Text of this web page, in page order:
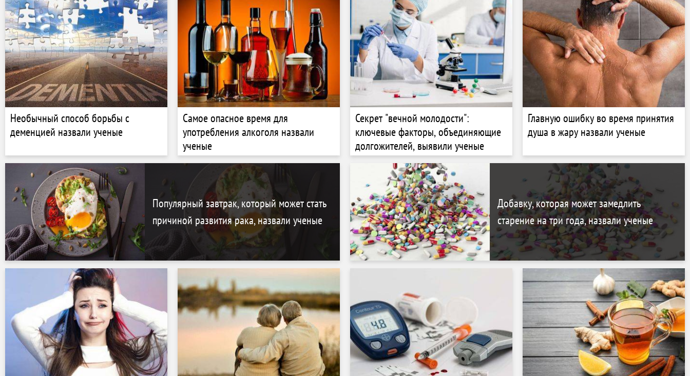
Необычный способ борьбы с
деменцией назвали ученые
Самое опасное время для
употребления алкоголя назвали
ученые
Секрет "вечной молодости":
ключевые факторы, объединяющие
долгожителей, выявили ученые
Главную ошибку во время принятия
душа в жару назвали ученые
Популярный завтрак, который может стать
причиной развития рака, назвали ученые
Добавку, которая может замедлить
старение на три года, назвали ученые